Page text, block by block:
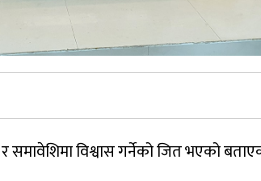
समावेशिमा विश्वास गर्नेको जित भएको